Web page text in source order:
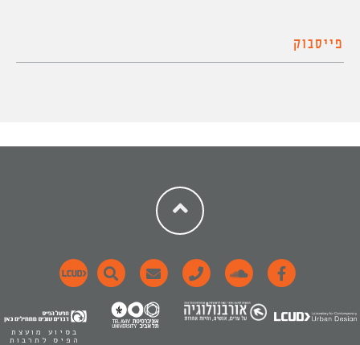
פייסבוק
בסיוע מועצת
הפיס לתרבות